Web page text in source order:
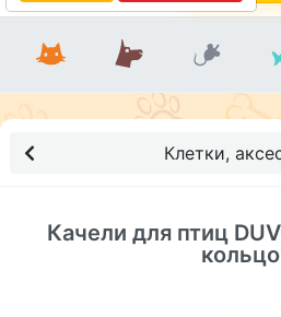
Клетки,
Качели для птиц